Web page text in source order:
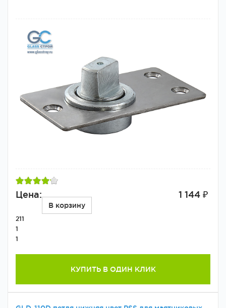
Цена: 1 144 ₽
В корзину
211
1
1
КУПИТЬ В ОДИН КЛИК